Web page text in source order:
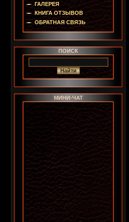
ГАЛЕРЕЯ
КНИГА ОТЗЫВОВ
ОБРАТНАЯ СВЯЗЬ
ПОИСК
МИНИ-ЧАТ